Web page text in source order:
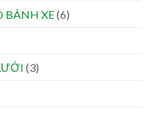
BÁNH XE(6)
(3)